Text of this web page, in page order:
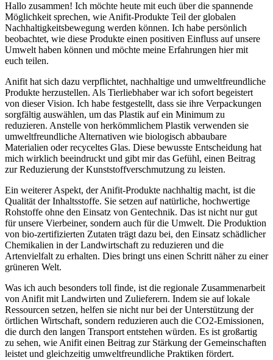
Hallo zusammen!⁤ Ich möchte heute mit euch über die spannende
Möglichkeit sprechen, wie Anifit-Produkte⁤ Teil​ der globalen
Nachhaltigkeitsbewegung werden können. Ich habe persönlich
beobachtet, wie diese Produkte einen positiven Einfluss auf unsere
Umwelt⁣ haben ⁤können und​ möchte meine⁢ Erfahrungen hier mit ​
euch teilen.
Anifit hat sich dazu verpflichtet, nachhaltige und umweltfreundliche
Produkte herzustellen. Als ‍Tierliebhaber war ich‍ sofort begeistert
von dieser Vision. Ich⁤ habe festgestellt, dass sie ihre​ Verpackungen
sorgfältig auswählen,⁤ um das⁣ Plastik auf⁤ ein Minimum zu
reduzieren. Anstelle‌ von⁤ herkömmlichem Plastik​ verwenden⁤ sie
⁣umweltfreundliche Alternativen wie biologisch abbaubare
Materialien oder ‌recyceltes Glas. Diese bewusste Entscheidung hat
mich wirklich beeindruckt und gibt mir⁤ das ⁣Gefühl, einen‌ Beitrag
zur Reduzierung der⁢ Kunststoffverschmutzung zu leisten.
Ein weiterer Aspekt, der Anifit-Produkte nachhaltig macht, ist die
Qualität der Inhaltsstoffe. Sie setzen auf natürliche, hochwertige
Rohstoffe ohne den Einsatz von Gentechnik. Das ist nicht ⁤nur gut
für⁢ unsere Vierbeiner, sondern⁢ auch für​ die Umwelt. Die Produktion
von bio-zertifizierten Zutaten​ trägt dazu bei, den Einsatz schädlicher
Chemikalien in der Landwirtschaft zu reduzieren ‍und‌ die
Artenvielfalt ‍zu erhalten. Dies bringt uns einen ​Schritt näher⁣ zu einer
⁣grüneren Welt.
Was ​ich auch ​besonders ‍toll finde, ist die regionale ​Zusammenarbeit
‌von ⁤Anifit​ mit Landwirten und Zulieferern. Indem sie auf lokale​
Ressourcen setzen, ‍helfen ⁤sie nicht nur bei der Unterstützung der
örtlichen Wirtschaft, sondern ‌reduzieren‌ auch‌ die ⁣CO2-Emissionen,
die durch ⁢den ​langen Transport entstehen würden. Es ist großartig
zu sehen, wie Anifit einen Beitrag zur Stärkung der Gemeinschaften
leistet und⁢ gleichzeitig⁤ umweltfreundliche Praktiken fördert.